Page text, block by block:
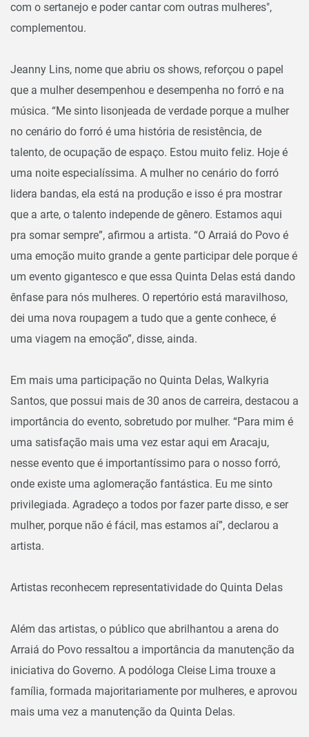
com o sertanejo e poder cantar com outras mulheres",
complementou.
Jeanny Lins, nome que abriu os shows, reforçou o papel
que a mulher desempenhou e desempenha no forró e na
música. “Me sinto lisonjeada de verdade porque a mulher
no cenário do forró é uma história de resistência, de
talento, de ocupação de espaço. Estou muito feliz. Hoje é
uma noite especialíssima. A mulher no cenário do forró
lidera bandas, ela está na produção e isso é pra mostrar
que a arte, o talento independe de gênero. Estamos aqui
pra somar sempre”, afirmou a artista. “O Arraiá do Povo é
uma emoção muito grande a gente participar dele porque é
um evento gigantesco e que essa Quinta Delas está dando
ênfase para nós mulheres. O repertório está maravilhoso,
dei uma nova roupagem a tudo que a gente conhece, é
uma viagem na emoção”, disse, ainda.
Em mais uma participação no Quinta Delas, Walkyria
Santos, que possui mais de 30 anos de carreira, destacou a
importância do evento, sobretudo por mulher. “Para mim é
uma satisfação mais uma vez estar aqui em Aracaju,
nesse evento que é importantíssimo para o nosso forró,
onde existe uma aglomeração fantástica. Eu me sinto
privilegiada. Agradeço a todos por fazer parte disso, e ser
mulher, porque não é fácil, mas estamos aí”, declarou a
artista.
Artistas reconhecem representatividade do Quinta Delas
Além das artistas, o público que abrilhantou a arena do
Arraiá do Povo ressaltou a importância da manutenção da
iniciativa do Governo. A podóloga Cleise Lima trouxe a
família, formada majoritariamente por mulheres, e aprovou
mais uma vez a manutenção da Quinta Delas.